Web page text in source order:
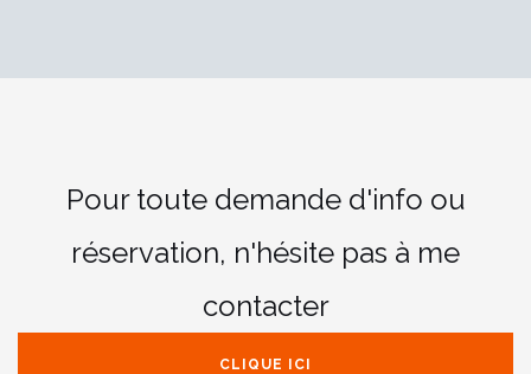
Pour toute demande d'info ou
réservation, n'hésite pas à me
contacter
CLIQUE ICI